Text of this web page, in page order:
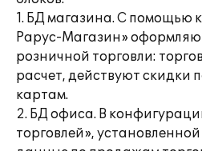
1. БД магазина. С помощью
Рарус-Магазин»
розничной торговли:
расчет, действуют скидки
картам.
2. БД офиса. В
торговлей»,